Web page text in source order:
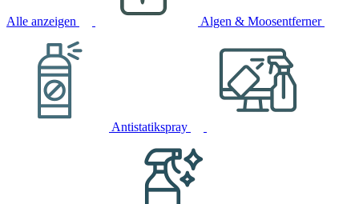
Alle anzeigen Algen & Moosentferner
Antistatikspray